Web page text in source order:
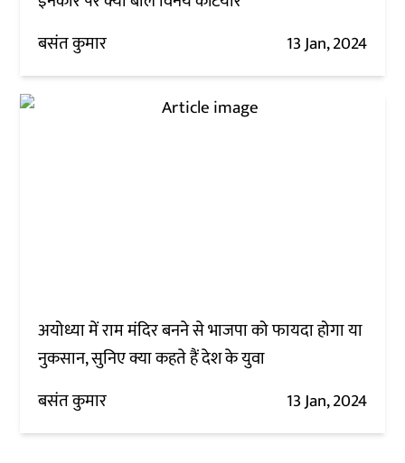
बसंत कुमार
13 Jan, 2024
अयोध्या में राम मंदिर बनने से भाजपा को फायदा होगा या
नुकसान, सुनिए क्या कहते हैं देश के युवा
बसंत कुमार
13 Jan, 2024